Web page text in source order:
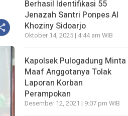
Berhasil Identifikasi 55
Jenazah Santri Ponpes Al
Khoziny Sidoarjo
Oktober 14, 2025 | 4:44 am WIB
Kapolsek Pulogadung Minta
Maaf Anggotanya Tolak
Laporan Korban
Perampokan
Desember 12, 2021 | 9:07 pm WIB